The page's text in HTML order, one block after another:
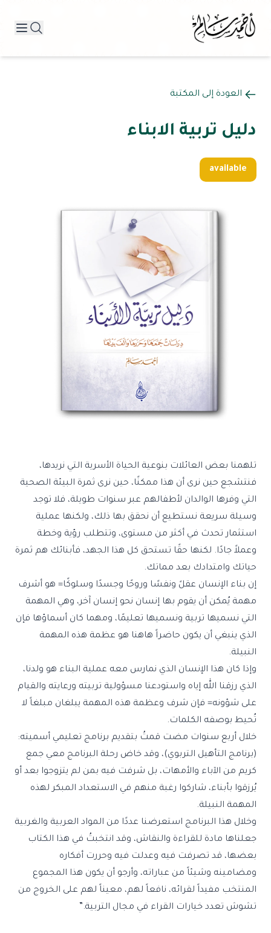
العودة إلى المكتبة
دليل تربية الابناء
available
تلهمنا بعض العائلات بنوعية الحياة الأسرية التي نريدها،
فنتشجع حين نرى أن هذا ممكنًا، حين نرى ثمرة البيئة الصحية
التي وفرها الوالدان لأطفالهم عبر سنوات طويلة، فلا توجد
وسيلة سريعة نستطيع أن نحقق بها ذلك، ولكنها عملية
استثمار تحدث في أكثر من مستوى، وتتطلب رؤية وخطة
وعملاً جادًا. لكنها حقًا تستحق كل هذا الجهد، فأبنائك هم ثمرة
حياتك وامتدادك بعد مماتك.
إن بناء الإنسان عقلً ونفسًا وروحًا وجسدًا وسلوكًا= هو أشرف
مهمة يُمكن أن يقوم بها إنسان نحو إنسان آخر، وهي المهمة
التي نسميها تربية ونسميها تعليمًا، ومهما كان أسماؤها فإن
الذي ينبغي أن يكون حاضراً هاهنا هو عظمة هذه المهمة
النبيلة.
وإذا كان هذا الإنسان الذي نمارس معه عملية البناء هو ولدنا،
الذي رزقنا الله إياه واستودعنا مسؤولية تربيته ورعايته والقيام
على شؤونه= فإن شرف وعظمة هذه المهمة يبلغان مبلغاً لا
تُحيط بوصفه الكلمات.
خلال أربع سنوات مضت قمتُ بتقديم برنامج تعليمي أسميته:
(برنامج التأهيل التربوي)، وقد خاض رحلة البرنامج معي جمع
كريم من الآباء والأمهات، بل شرفت فيه بمن لم يتزوجوا بعد أو
يُرزقوا بأبناء، شاركوا رغبة منهم في الاستعداد المبكر لهذه
المهمة النبيلة.
وخلال هذا البرنامج استعرضنا عددًا من المواد العربية والغربية
جعلناها مادة للقراءة والنقاش، وقد انتخبتُ في هذا الكتاب
بعضها، قد تصرفت فيه وعدلت فيه وحررت أفكاره
ومضامينه وشيئاً من عباراته، وأرجو أن يكون هذا المجموع
المنتخب مفيداً لقرائه، نافعاً لهم، معيناً لهم على الخروج من
تشوش تعدد خيارات القراء في مجال التربية.”